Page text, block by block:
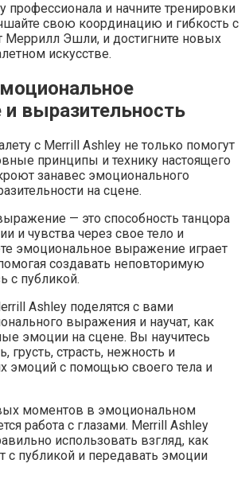
профессионала и начните тренировки
свою координацию и гибкость с
Меррилл Эшли, и достигните новых
искусстве.
выразительность
с Merrill Ashley не только помогут
принципы и технику настоящего
занавес эмоционального
на сцене.
— это способность танцора
и чувства через свое тело и
эмоциональное выражение играет
создавать неповторимую
с публикой.
Ashley поделятся с вами
выражения и научат, как
эмоции на сцене. Вы научитесь
грусть, страсть, нежность и
эмоций с помощью своего тела и
моментов в эмоциональном
работа с глазами. Merrill Ashley
использовать взгляд, как
с публикой и передавать эмоции